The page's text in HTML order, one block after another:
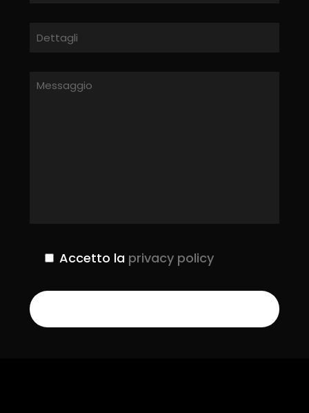
Accetto la privacy policy